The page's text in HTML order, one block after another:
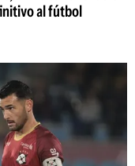
al fútbol